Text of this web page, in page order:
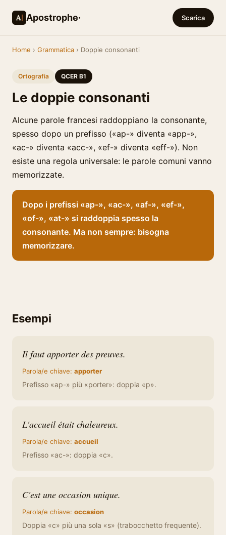
Apostrophe· Scarica
Home › Grammatica › Doppie consonanti
Ortografia QCER B1
Le doppie consonanti
Alcune parole francesi raddoppiano la consonante,
spesso dopo un prefisso («ap-» diventa «app-»,
«ac-» diventa «acc-», «ef-» diventa «eff-»). Non
esiste una regola universale: le parole comuni vanno
memorizzate.
Dopo i prefissi «ap-», «ac-», «af-», «ef-»,
«of-», «at-» si raddoppia spesso la
consonante. Ma non sempre: bisogna
memorizzare.
Esempi
Il faut apporter des preuves.
Parola/e chiave: apporter
Prefisso «ap-» più «porter»: doppia «p».
L'accueil était chaleureux.
Parola/e chiave: accueil
Prefisso «ac-»: doppia «c».
C'est une occasion unique.
Parola/e chiave: occasion
Doppia «c» più una sola «s» (trabocchetto frequente).